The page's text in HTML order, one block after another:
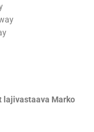
Marko